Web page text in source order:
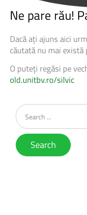
Ne pare rău!
Dacă ați ajuns aici
căutată nu mai există
O puteți regăsi pe
old.unitbv.ro/silvic
Search
...
Search